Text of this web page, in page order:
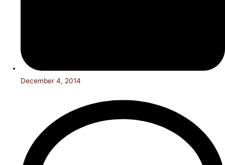
December 4, 2014